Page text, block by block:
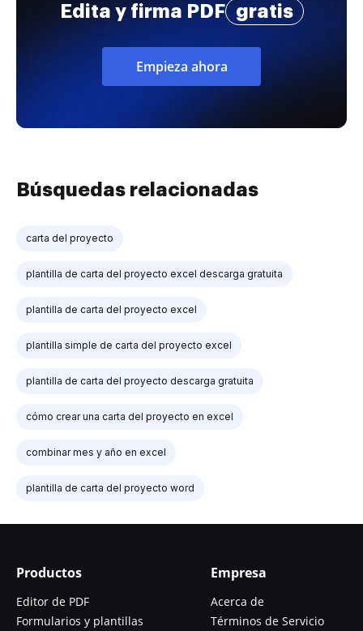
Edita y firma PDF gratis
Empieza ahora
Búsquedas relacionadas
carta del proyecto
plantilla de carta del proyecto excel descarga gratuita
plantilla de carta del proyecto excel
plantilla simple de carta del proyecto excel
plantilla de carta del proyecto descarga gratuita
cómo crear una carta del proyecto en excel
combinar mes y año en excel
plantilla de carta del proyecto word
Productos
Editor de PDF
Formularios y plantillas
Empresa
Acerca de
Términos de Servicio